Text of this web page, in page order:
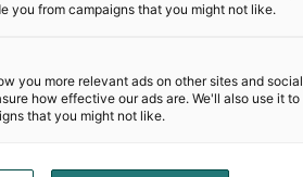
you from campaigns that you might not like.
you more relevant ads on other sites and social
how effective our ads are. We'll also use it to
that you might not like.